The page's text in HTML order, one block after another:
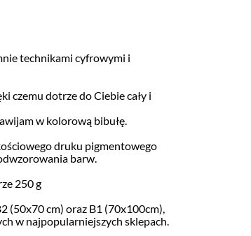
technikami cyfrowymi i
czemu dotrze do Ciebie cały i
w kolorową bibułę.
druku pigmentowego
barw.
250 g
(50x70 cm) oraz B1 (70x100cm),
w najpopularniejszych sklepach.